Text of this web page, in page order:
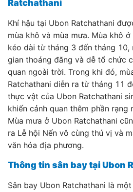
Ratchathani
Khí hậu tại Ubon Ratchathani
mùa khô và mùa mưa. Mùa khô
kéo dài từ tháng 3 đến tháng 10,
gian thoáng đãng và dễ tổ chức
quan ngoài trời. Trong khi đó,
Ratchathani diễn ra từ tháng 11
thực vật của Ubon Ratchathani
khiến cảnh quan thêm phần rạng
Mùa mưa ở Ubon Ratchathani
ra Lễ hội Nến vô cùng thú vị và
văn hóa địa phương.
Thông tin sân bay tại Ubon
Sân bay Ubon Ratchathani là